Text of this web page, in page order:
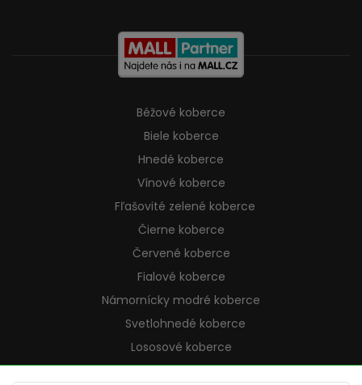
Béžové koberce
Biele koberce
Hnedé koberce
Vínové koberce
Fľašovité zelené koberce
Čierne koberce
Červené koberce
Fialové koberce
Námornícky modré koberce
Svetlohnedé koberce
Lososové koberce
Krémové koberce